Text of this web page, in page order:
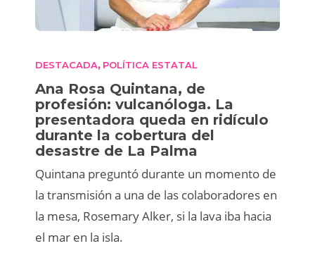
DESTACADA, POLÍTICA ESTATAL
Ana Rosa Quintana, de
profesión: vulcanóloga. La
presentadora queda en ridículo
durante la cobertura del
desastre de La Palma
Quintana preguntó durante un momento de
la transmisión a una de las colaboradores en
la mesa, Rosemary Alker, si la lava iba hacia
el mar en la isla.